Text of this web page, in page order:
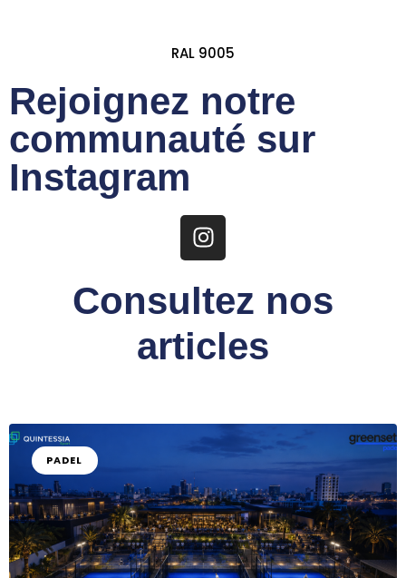
RAL 9005
Rejoignez notre
communauté sur
Instagram
Consultez nos
articles
PADEL